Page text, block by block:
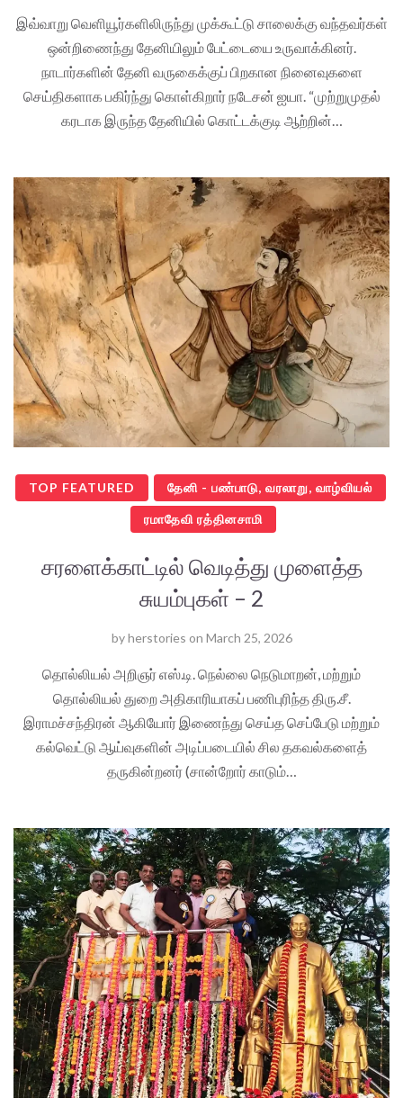
இவ்வாறு வெளியூர்களிலிருந்து முக்கூட்டு சாலைக்கு வந்தவர்கள்
ஒன்றிணைந்து தேனியிலும் பேட்டையை உருவாக்கினர்.
நாடார்களின் தேனி வருகைக்குப் பிறகான நினைவுகளை
செய்திகளாக பகிர்ந்து கொள்கிறார் நடேசன் ஐயா. “முற்றுமுதல்
கரடாக இருந்த தேனியில் கொட்டக்குடி ஆற்றின்…
TOP FEATURED தேனி - பண்பாடு, வரலாறு, வாழ்வியல்
ரமாதேவி ரத்தினசாமி
சரளைக்காட்டில் வெடித்து முளைத்த
சுயம்புகள் – 2
byherstories on March 25, 2026
தொல்லியல் அறிஞர் எஸ்.டி. நெல்லை நெடுமாறன், மற்றும்
தொல்லியல் துறை அதிகாரியாகப் பணிபுரிந்த திரு.சீ.
இராமச்சந்திரன் ஆகியோர் இணைந்து செய்த செப்பேடு மற்றும்
கல்வெட்டு ஆய்வுகளின் அடிப்படையில் சில தகவல்களைத்
தருகின்றனர் (சான்றோர் காடும்…